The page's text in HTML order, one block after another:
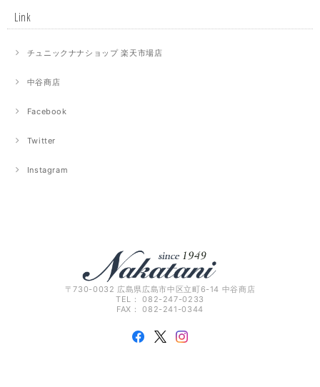
Link
チュニックナナショップ 楽天市場店
中谷商店
Facebook
Twitter
Instagram
〒730-0032 広島県広島市中区立町6-14 中谷商店
TEL： 082-247-0233
FAX： 082-241-0344